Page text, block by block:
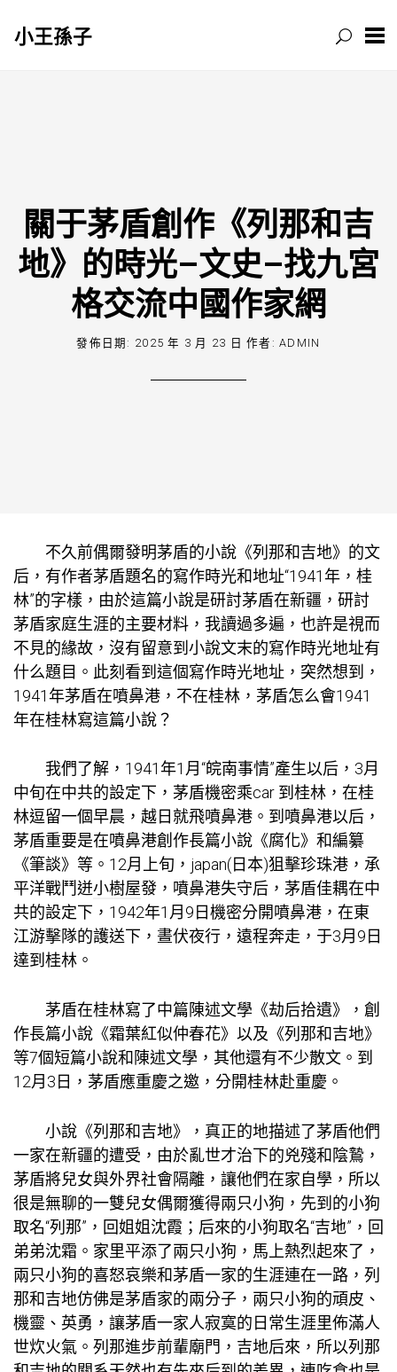
小王孫子
關于茅盾創作《列那和吉
地》的時光–文史–找九宮
格交流中國作家網
發佈日期: 2025 年 3 月 23 日 作者:ADMIN
不久前偶爾發明茅盾的小說《列那和吉地》的文
后，有作者茅盾題名的寫作時光和地址“1941年，桂
林”的字樣，由於這篇小說是研討茅盾在新疆，研討
茅盾家庭生涯的主要材料，我讀過多遍，也許是視而
不見的緣故，沒有留意到小說文末的寫作時光地址有
什么題目。此刻看到這個寫作時光地址，突然想到，
1941年茅盾在噴鼻港，不在桂林，茅盾怎么會1941
年在桂林寫這篇小說？
我們了解，1941年1月“皖南事情”產生以后，3月
中旬在中共的設定下，茅盾機密乘car 到桂林，在桂
林逗留一個早晨，越日就飛噴鼻港。到噴鼻港以后，
茅盾重要是在噴鼻港創作長篇小說《腐化》和編纂
《筆談》等。12月上旬，japan(日本)狙擊珍珠港，承
平洋戰鬥迸小樹屋發，噴鼻港失守后，茅盾佳耦在中
共的設定下，1942年1月9日機密分開噴鼻港，在東
江游擊隊的護送下，晝伏夜行，遠程奔走，于3月9日
達到桂林。
茅盾在桂林寫了中篇陳述文學《劫后拾遺》，創
作長篇小說《霜葉紅似仲春花》以及《列那和吉地》
等7個短篇小說和陳述文學，其他還有不少散文。到
12月3日，茅盾應重慶之邀，分開桂林赴重慶。
小說《列那和吉地》，真正的地描述了茅盾他們
一家在新疆的遭受，由於亂世才治下的兇殘和陰鷙，
茅盾將兒女與外界社會隔離，讓他們在家自學，所以
很是無聊的一雙兒女偶爾獲得兩只小狗，先到的小狗
取名“列那”，回姐姐沈霞；后來的小狗取名“吉地”，回
弟弟沈霜。家里平添了兩只小狗，馬上熱烈起來了，
兩只小狗的喜怒哀樂和茅盾一家的生涯連在一路，列
那和吉地仿佛是茅盾家的兩分子，兩只小狗的頑皮、
機靈、英勇，讓茅盾一家人寂寞的日常生涯里佈滿人
世炊火氣。列那進步前輩廟門，吉地后來，所以列那